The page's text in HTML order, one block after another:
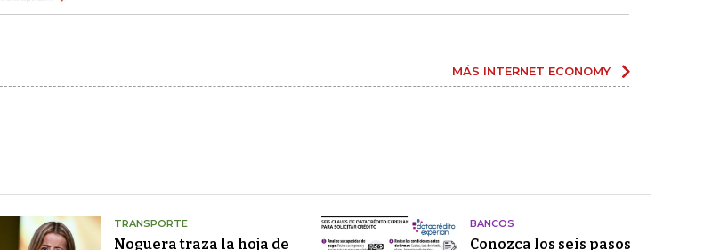
MÁS INTERNET ECONOMY
TRANSPORTE
Noguera traza la hoja de
BANCOS
Conozca los seis pasos